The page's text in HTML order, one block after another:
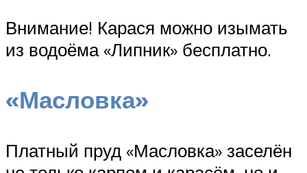
Внимание! Карася можно изымать
из водоёма «Липник» бесплатно.
«Масловка»
Платный пруд «Масловка» заселён